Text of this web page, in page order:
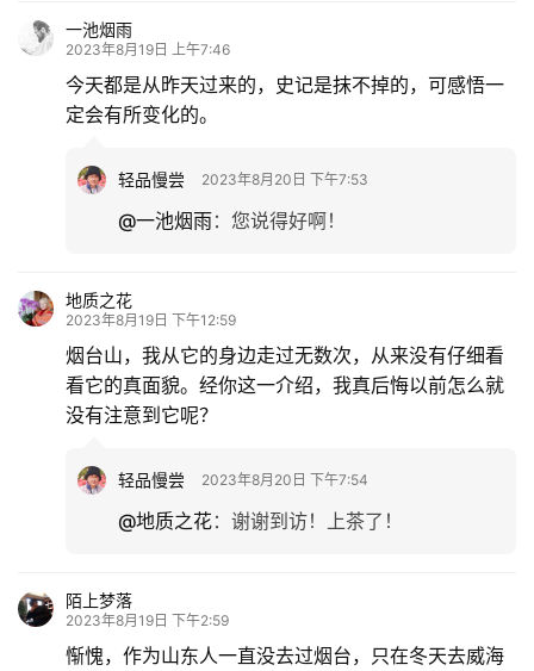
一池烟雨
2023年8月19日 上午7:46
今天都是从昨天过来的，史记是抹不掉的，可感悟一
定会有所变化的。
轻品慢尝 2023年8月20日 下午7:53
@一池烟雨： 您说得好啊！
地质之花
2023年8月19日 下午12:59
烟台山，我从它的身边走过无数次，从来没有仔细看
看它的真面貌。经你这一介绍，我真后悔以前怎么就
没有注意到它呢？
轻品慢尝 2023年8月20日 下午7:54
@地质之花： 谢谢到访！上茶了！
陌上梦落
2023年8月19日 下午2:59
惭愧，作为山东人一直没去过烟台，只在冬天去威海